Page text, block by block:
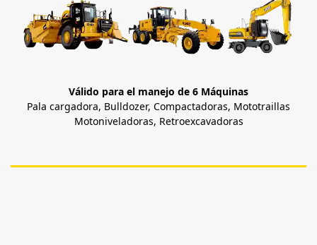
Válido para el manejo de 6 Máquinas
Pala cargadora, Bulldozer, Compactadoras, Mototraillas
Motoniveladoras, Retroexcavadoras